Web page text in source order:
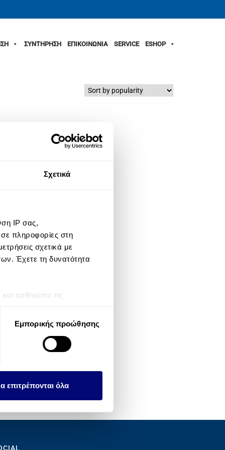
Σχετικά
IP σας,
πληροφορίες στη
σχετικά με
Έχετε τη δυνατότητα
καθορίστε τις
κοινωνικών
Εμπορικής προώθησης
επιτρέπονται όλα
ΣΥΝΤΗΡΗΣΗ ΕΠΙΚΟΙΝΩΝΙΑ SERVICE ESHOP